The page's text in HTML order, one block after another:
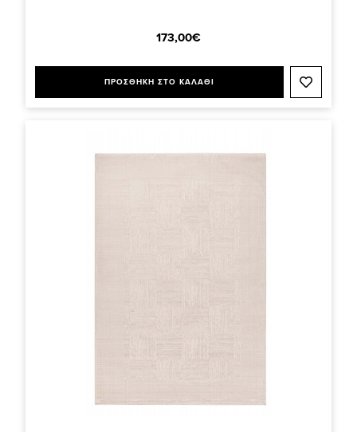
173,00€
ΠΡΟΣΘΗΚΗ ΣΤΟ ΚΑΛΑΘΙ